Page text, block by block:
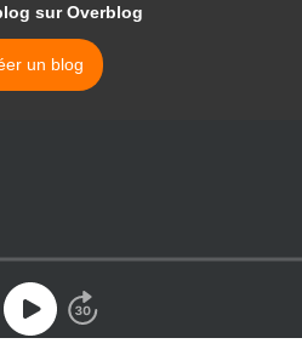
sur Overblog
un blog